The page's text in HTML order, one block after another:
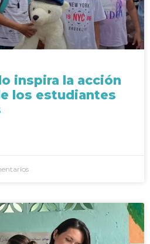
inspira la acción
los estudiantes